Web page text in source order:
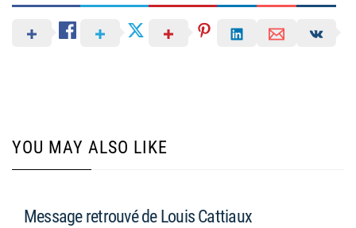
YOU MAY ALSO LIKE
Message retrouvé de Louis Cattiaux